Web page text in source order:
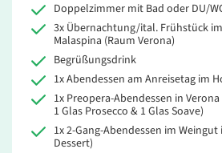
Doppelzimmer mit Bad oder DU/
3x Übernachtung/ital. Frühstück
Malaspina (Raum Verona)
Begrüßungsdrink
1x Abendessen am Anreisetag im
1x Preopera-Abendessen in
1 Glas Prosecco & 1 Glas Soave)
1x 2-Gang-Abendessen im
Dessert)